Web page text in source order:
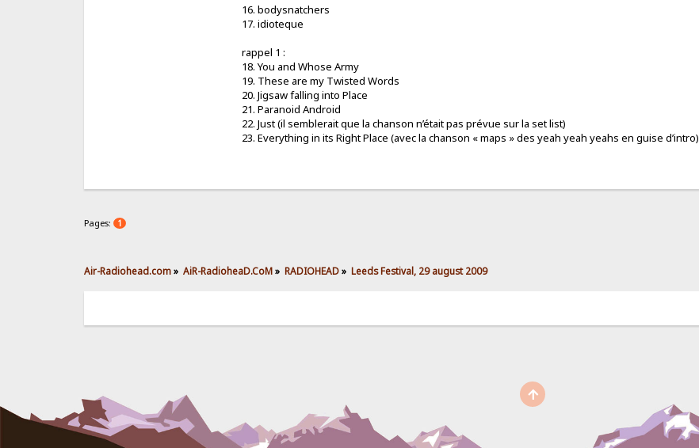
16. bodysnatchers
17. idioteque
rappel 1 :
18. You and Whose Army
19. These are my Twisted Words
20. Jigsaw falling into Place
21. Paranoid Android
22. Just (il semblerait que la chanson n’était pas prévue sur la set list)
23. Everything in its Right Place (avec la chanson « maps » des yeah yeah yeahs en guise d’intro)
Pages: 1
Air-Radiohead.com» AiR-RadioheaD.CoM» RADIOHEAD» Leeds Festival, 29 august 2009